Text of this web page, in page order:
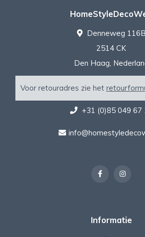
Denneweg 116B
2514 CK
Den Haag,
Voor retouradres zie het
+31 (0)85 049 67
Informatie